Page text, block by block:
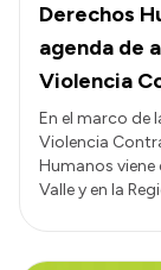
Derechos
agenda de
Violencia
En el marco de
Violencia
Humanos
Valle y en la